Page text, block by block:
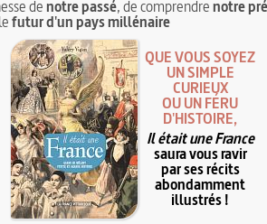
denotre passé, de comprendrenotre
futur d'un pays millénaire
QUE VOUS SOYEZ
UN SIMPLE
CURIEUX
OU UN FÉRU
D'HISTOIRE,
Il était une France
saura vous ravir
par ses récits
abondamment
illustrés !